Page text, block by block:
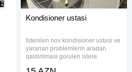
Kondisioner ustasi
İstenilen nov kondisioner ustasi ve
yaranan problemlerin aradan
qaldirilmasi gorulen islere